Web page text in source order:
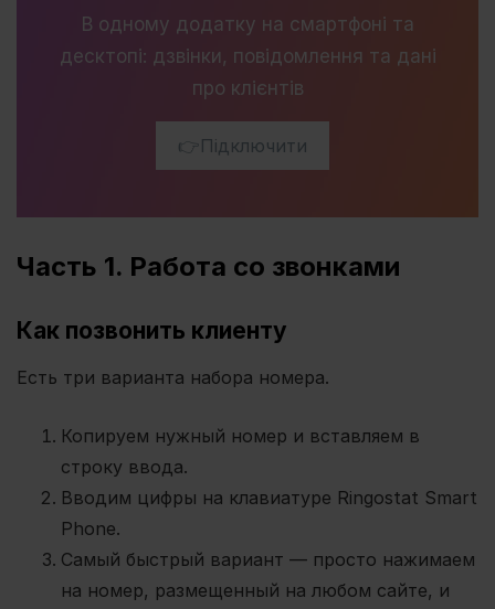
В одному додатку на смартфоні та
десктопі: дзвінки, повідомлення та дані
про клієнтів
👉Підключити
Часть 1. Работа со звонками
Как позвонить клиенту
Есть три варианта набора номера.
Копируем нужный номер и вставляем в
строку ввода.
Вводим цифры на клавиатуре Ringostat Smart
Phone.
Самый быстрый вариант — просто нажимаем
на номер, размещенный на любом сайте, и